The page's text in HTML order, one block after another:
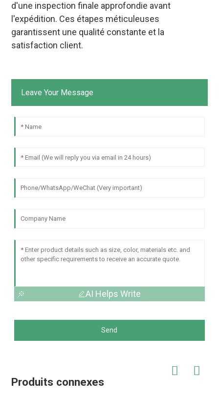
d'une inspection finale approfondie avant
l'expédition. Ces étapes méticuleuses
garantissent une qualité constante et la
satisfaction client.
Leave Your Message
AI Helps Write
Send
Produits connexes